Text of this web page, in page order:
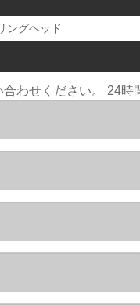
ングヘッド
わせください。 24時